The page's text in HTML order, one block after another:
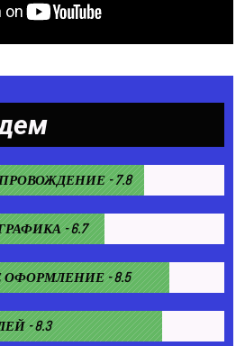
- 7.8
- 6.7
- 8.5
- 8.3